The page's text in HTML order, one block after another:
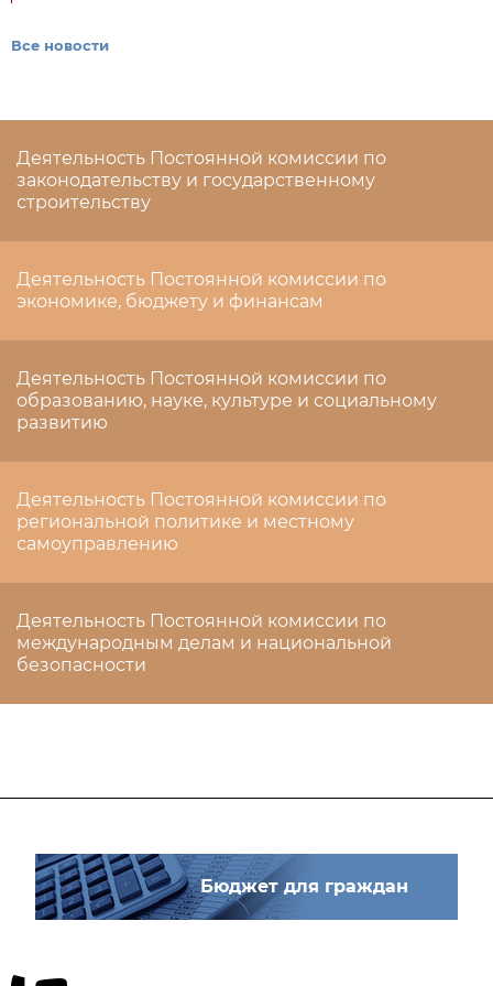
Все новости
Деятельность Постоянной комиссии по
законодательству и государственному
строительству
Деятельность Постоянной комиссии по
экономике, бюджету и финансам
Деятельность Постоянной комиссии по
образованию, науке, культуре и социальному
развитию
Деятельность Постоянной комиссии по
региональной политике и местному
самоуправлению
Деятельность Постоянной комиссии по
международным делам и национальной
безопасности
Бюджет для граждан